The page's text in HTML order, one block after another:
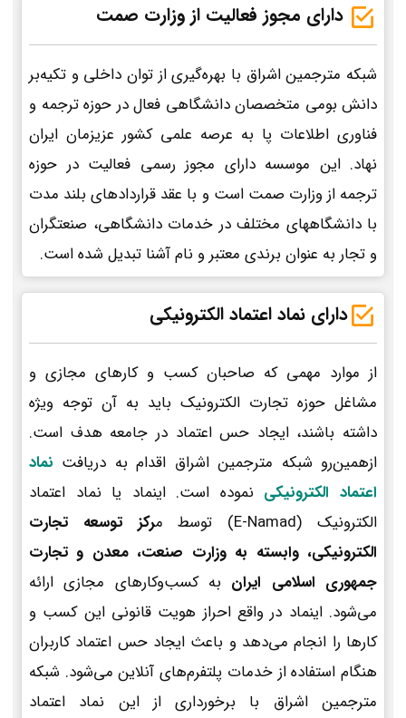
دارای مجوز فعالیت از وزارت صمت
شبکه مترجمین اشراق با بهره‌گیری از توان داخلی و تکیه‌بر
دانش بومی متخصصان دانشگاهی فعال در حوزه ترجمه و
فناوری اطلاعات پا به عرصه علمی کشور عزیزمان ایران
نهاد. این موسسه دارای مجوز رسمی فعالیت در حوزه
ترجمه از وزارت صمت است و با عقد قراردادهای بلند مدت
با دانشگاههای مختلف در خدمات دانشگاهی، صنعتگران
و تجار به عنوان برندی معتبر و نام آشنا تبدیل شده است.
دارای نماد اعتماد الکترونیکی
از موارد مهمی که صاحبان کسب و کارهای مجازی و
مشاغل حوزه تجارت الکترونیک باید به آن توجه ویژه
داشته باشند، ایجاد حس اعتماد در جامعه هدف است.
ازهمین‌رو شبکه مترجمین اشراق اقدام به دریافت نماد
اعتماد الکترونیکی نموده است. اینماد یا نماد اعتماد
الکترونیک (E-Namad) توسط م
رکز توسعه تجارت
الکترونیکی، وابسته به وزارت صنعت، معدن و تجارت
جمهوری اسلامی ایران به کسب‌وکارهای مجازی ارائه
می‌شود. اینماد در واقع احراز هویت قانونی این کسب و
کارها را انجام می‌دهد و باعث ایجاد حس اعتماد کاربران
هنگام استفاده از خدمات پلتفرم‌های آنلاین می‌شود. شبکه
مترجمین اشراق با برخورداری از این نماد اعتماد